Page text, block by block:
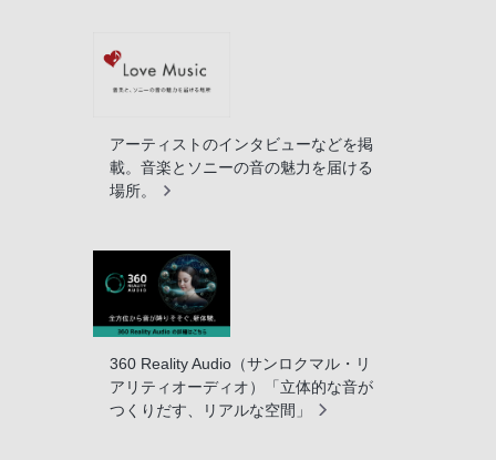
アーティストのインタビューなどを掲
載。音楽とソニーの音の魅力を届ける
場所。
360 Reality Audio（サンロクマル・リ
アリティオーディオ）「立体的な音が
つくりだす、リアルな空間」